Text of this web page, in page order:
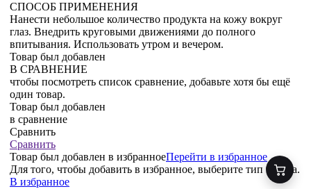
СПОСОБ ПРИМЕНЕНИЯ
Нанести небольшое количество продукта на кожу вокруг
глаз. Внедрить круговыми движениями до полного
впитывания. Использовать утром и вечером.
Товар был добавлен
В СРАВНЕНИЕ
чтобы посмотреть список сравнение, добавьте хотя бы ещё
один товар.
Товар был добавлен
в сравнение
Сравнить
Сравнить
Товар был добавлен в избранноеПерейти в избранное
Для того, чтобы добавить в избранное, выберите тип товара.
В избранное